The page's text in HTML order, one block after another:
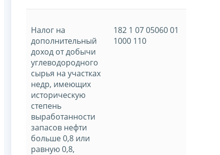
Налог на
дополнительный
доход от добычи
углеводородного
сырья на участках
недр, имеющих
историческую
степень
выработанности
запасов нефти
больше 0,8 или
равную 0,8,
182 1 07 05060 01
1000 110